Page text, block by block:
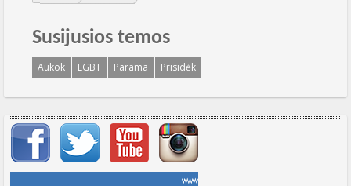
Susijusios temos
Aukok LGBT Parama Prisidėk
Svarbių įrašų meniu